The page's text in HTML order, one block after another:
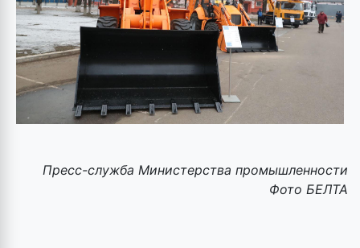
Пресс-служба Министерства промышленности
Фото БЕЛТА